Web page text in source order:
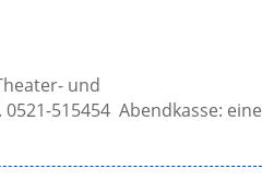
und
515454 Abendkasse: eine